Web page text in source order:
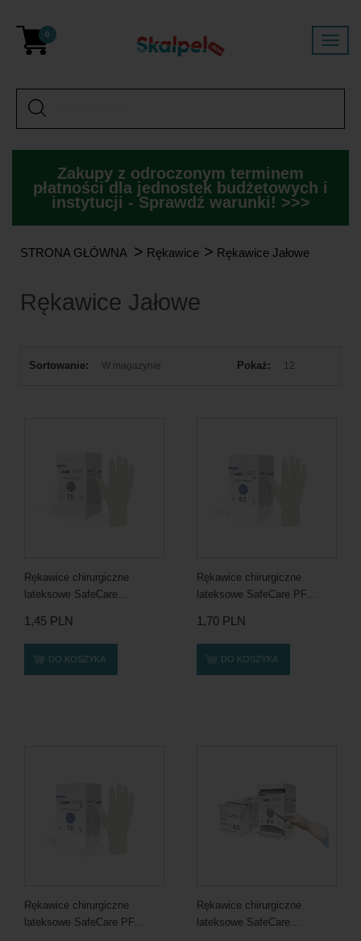
0
Zakupy z odroczonym terminem
płatności dla jednostek budżetowych i
instytucji - Sprawdź warunki! >>>
STRONA GŁÓWNA > Rękawice > Rękawice Jałowe
Rękawice Jałowe
Sortowanie: W magazynie Pokaż: 12
Rękawice chirurgiczne
lateksowe SafeCare...
1,45 PLN
DO KOSZYKA
Rękawice chirurgiczne
lateksowe SafeCare PF...
1,70 PLN
DO KOSZYKA
Rękawice chirurgiczne
lateksowe SafeCare PF...
Rękawice chirurgiczne
lateksowe SafeCare...